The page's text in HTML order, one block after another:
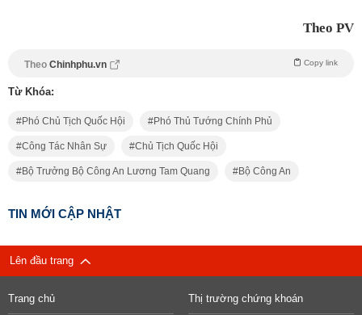
Theo PV
Theo Chinhphu.vn Copy link
Từ Khóa:
Phó Chủ Tịch Quốc Hội Phó Thủ Tướng Chính Phủ
Công Tác Nhân Sự Chủ Tịch Quốc Hội
Bộ Trưởng Bộ Công An Lương Tam Quang Bộ Công An
TIN MỚI CẬP NHẬT
Lên đầu trang
Trang chủ Thị trường chứng khoán